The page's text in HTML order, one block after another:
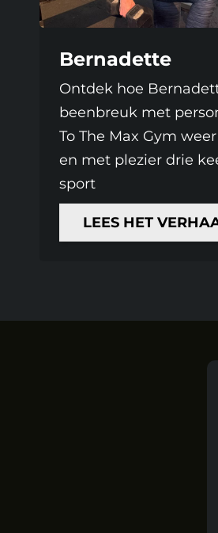
Bernadette
Ontdek hoe
beenbreuk met
To The Max Gym
en met plezier drie
sport
LEES HET